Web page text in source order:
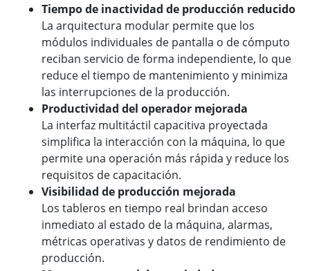
Tiempo de inactividad de producción reducido
La arquitectura modular permite que los
módulos individuales de pantalla o de cómputo
reciban servicio de forma independiente, lo que
reduce el tiempo de mantenimiento y minimiza
las interrupciones de la producción.
Productividad del operador mejorada
La interfaz multitáctil capacitiva proyectada
simplifica la interacción con la máquina, lo que
permite una operación más rápida y reduce los
requisitos de capacitación.
Visibilidad de producción mejorada
Los tableros en tiempo real brindan acceso
inmediato al estado de la máquina, alarmas,
métricas operativas y datos de rendimiento de
producción.